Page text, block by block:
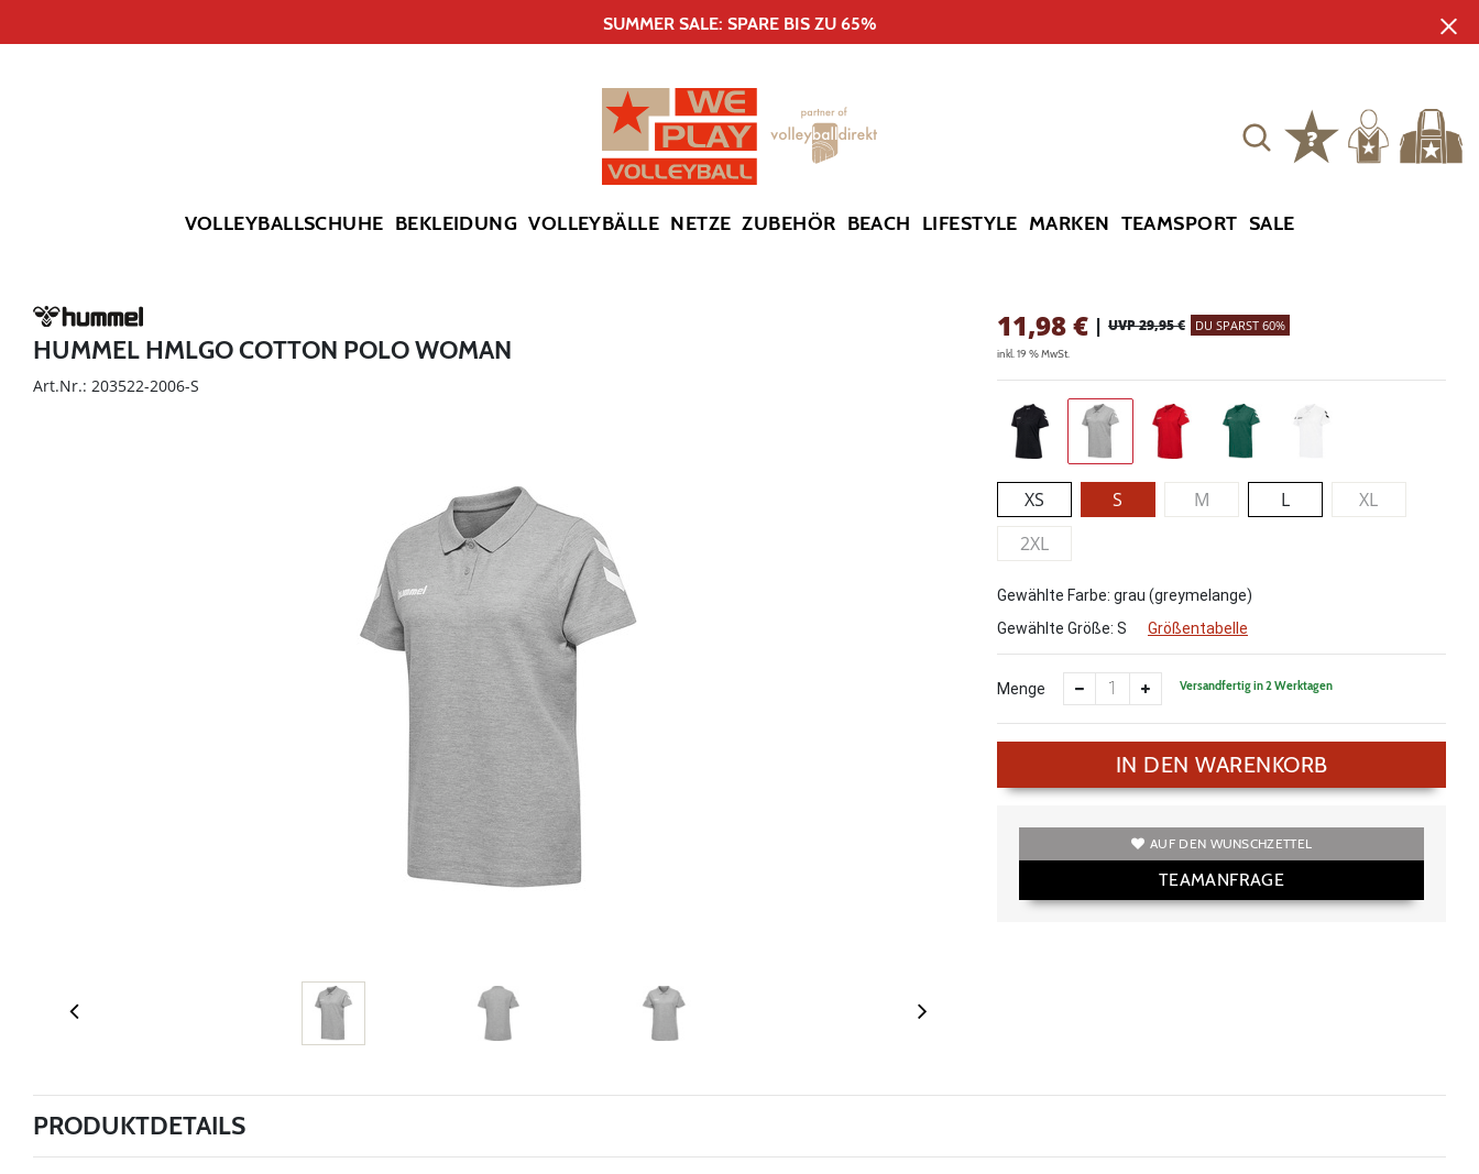
SUMMER SALE: SPARE BIS ZU 65%
VOLLEYBALLSCHUHE BEKLEIDUNG VOLLEYBÄLLE NETZE ZUBEHÖR BEACH LIFESTYLE MARKEN TEAMSPORT SALE
HUMMEL HMLGO COTTON POLO WOMAN
Art.Nr.: 203522-2006-S
11,98€ | UVP 29,95 € DU SPARST 60%
inkl. 19 % MwSt.
XS S M L
XL
2XL
Gewählte Farbe: grau (greymelange)
Gewählte Größe: S Größentabelle
Menge Versandfertig in 2 Werktagen
IN DEN WARENKORB
AUF DEN WUNSCHZETTEL
TEAMANFRAGE
PRODUKTDETAILS